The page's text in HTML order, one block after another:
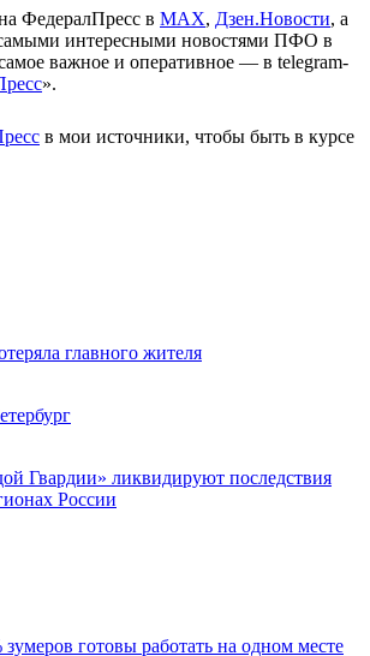
ФедералПресс в МАХ, Дзен.Новости, а
самыми интересными новостями ПФО в
важное и оперативное — в telegram-
».
в мои источники, чтобы быть в курсе
главного жителя
Гвардии» ликвидируют последствия
России
готовы работать на одном месте